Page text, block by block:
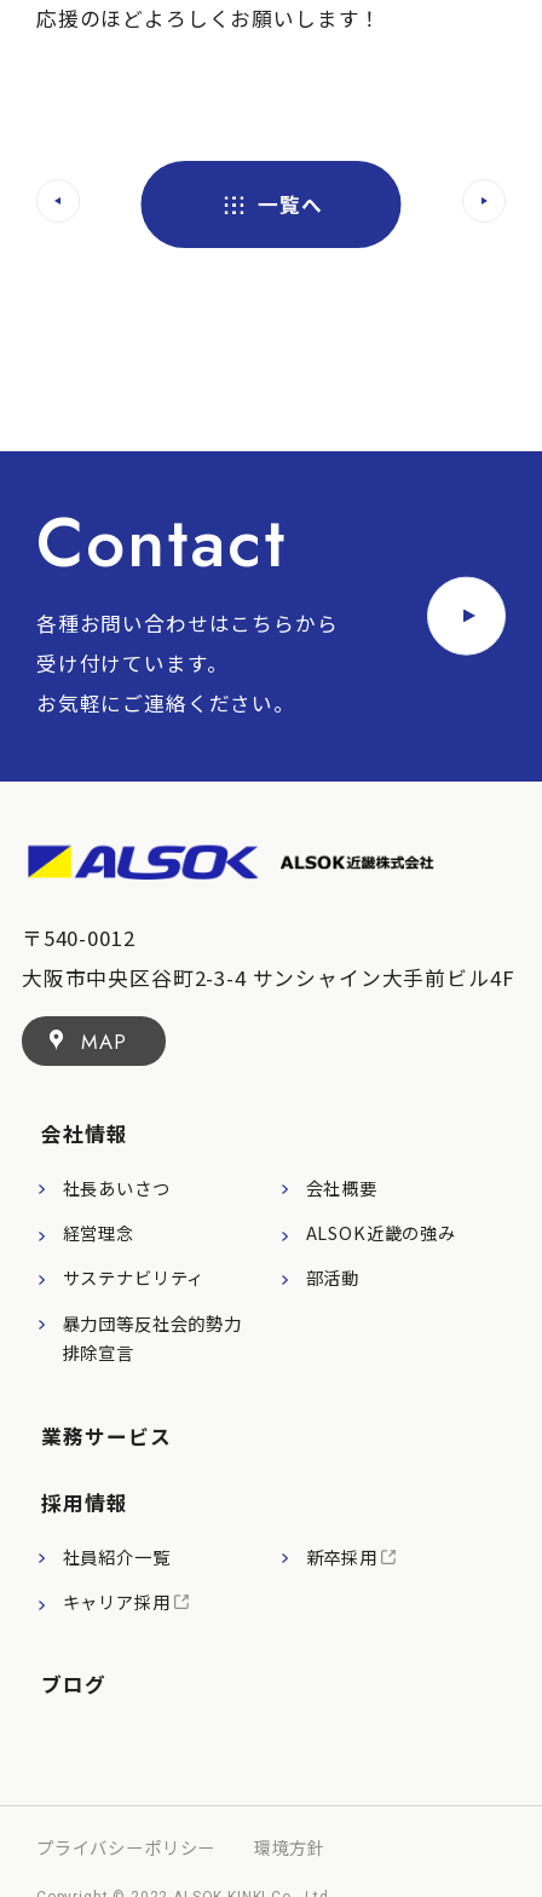
応援のほどよろしくお願いします！
一覧へ
Contact
各種お問い合わせはこちらから
受け付けています。
お気軽にご連絡ください。
〒540-0012
大阪市中央区谷町2-3-4 サンシャイン大手前ビル4F
MAP
会社情報
社長あいさつ
会社概要
経営理念
ALSOK近畿の強み
サステナビリティ
部活動
暴力団等反社会的勢力
排除宣言
業務サービス
採用情報
社員紹介一覧
新卒採用
キャリア採用
ブログ
プライバシーポリシー 環境方針